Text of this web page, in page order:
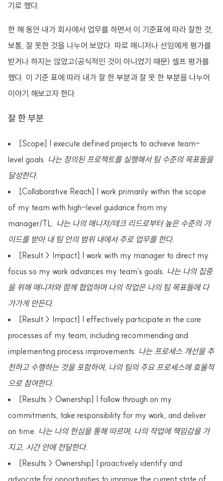
기로 했다.
한 해 동안 내가 회사에서 업무를 하면서 이 기준표에 따라 잘한 것,
보통, 잘 못한 것을 나누어 보았다. 따로 매니저나 선임에게 평가를
받거나 하지는 않았고(공식적인 것이 아니었기 때문) 셀프 평가를
했다. 이 기준 표에 따라 내가 잘 한 부분과 잘 못 한 부분을 나누어
이야기 해보고자 한다.
잘 한 부분
[Scope] I execute defined projects to achieve team-
level goals. 나는 정의된 프로젝트를 실행해서 팀 수준의 목표들을
달성한다.
[Collaborative Reach] I work primarily within the scope
of my team with high-level guidance from my
manager/TL. 나는 나의 매니저/테크 리드로부터 높은 수준의 가
이드를 받아 내 팀 안의 범위 내에서 주로 업무를 한다.
[Result > Impact] I work with my manager to direct my
focus so my work advances my team's goals. 나는 나의 집중
을 위해 매니저와 함께 협업하며 나의 작업은 나의 팀 목표들에 다
가가게 만든다.
[Result > Impact] I effectively participate in the core
processes of my team, including recommending and
implementing process improvements. 나는 프로세스 개선을 추
천하고 수행하는 것을 포함하여, 나의 팀의 주요 프로세스에 효율적
으로 참여한다.
[Results > Ownership] I follow through on my
commitments, take responsibility for my work, and deliver
on time. 나는 나의 헌심을 통해 따르며, 나의 작업에 책임감을 가
지고, 시간 안에 전달한다.
[Results > Ownership] I proactively identify and
advocate for opportunities to improve the current state of